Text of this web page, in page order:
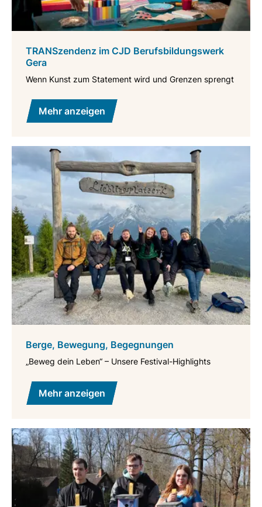
TRANSzendenz im CJD Berufsbildungswerk
Gera
Wenn Kunst zum Statement wird und Grenzen sprengt
Mehr anzeigen
Berge, Bewegung, Begegnungen
„Beweg dein Leben“ – Unsere Festival-Highlights
Mehr anzeigen